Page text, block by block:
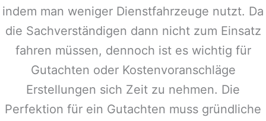
indem man weniger Dienstfahrzeuge nutzt. Da
die Sachverständigen dann nicht zum Einsatz
fahren müssen, dennoch ist es wichtig für
Gutachten oder Kostenvoranschläge
Erstellungen sich Zeit zu nehmen. Die
Perfektion für ein Gutachten muss gründliche